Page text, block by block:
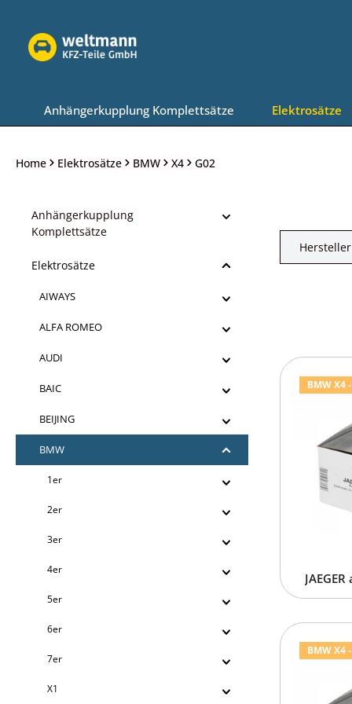
Anhängerkupplung Komplettsätze Elektrosätze
Home Elektrosätze BMW X4 G02
Anhängerkupplung
Komplettsätze
Elektrosätze
AIWAYS
ALFA ROMEO
AUDI
BAIC
BEIJING
BMW
1er
2er
3er
4er
5er
6er
7er
X1
Hersteller
BMW X4
BMW X4